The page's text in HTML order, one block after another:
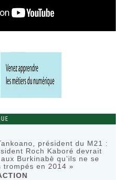
président du M21 :
Roch Kaboré devrait
Burkinabè qu’ils ne se
trompés en 2014 »